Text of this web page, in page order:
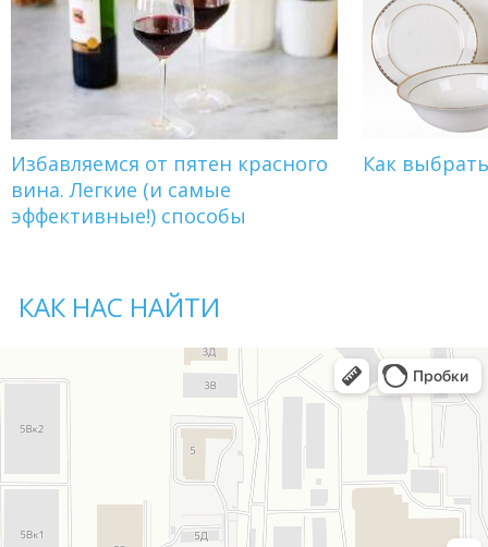
Избавляемся от пятен красного
вина. Легкие (и самые
эффективные!) способы
Как
КАК НАС НАЙТИ